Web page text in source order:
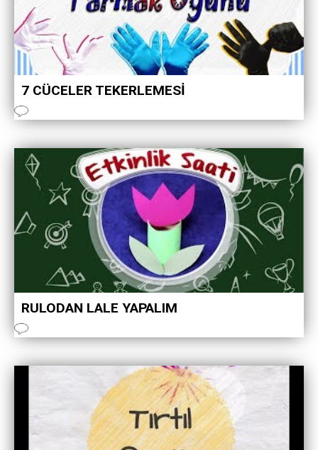
7 CÜCELER TEKERLEMESI
RULODAN LALE YAPALIM